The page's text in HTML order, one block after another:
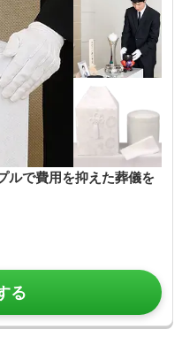
ルで費用を抑えた葬儀を
る